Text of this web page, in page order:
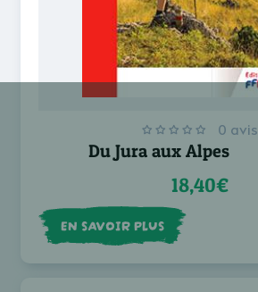
0 avis
Du Jura aux Alpes
18,40€
EN SAVOIR PLUS